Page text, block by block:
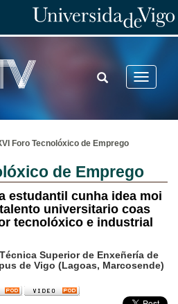
Toggle
TOGGLE
SEARCH
Foro Tecnolóxico de Emprego
de Emprego
estudantil cunha idea moi
universitario coas
tecnolóxico e industrial
Superior de Enxeñería de
de Vigo (Lagoas, Marcosende)